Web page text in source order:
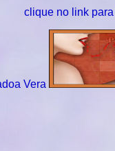
clique no link
Vera